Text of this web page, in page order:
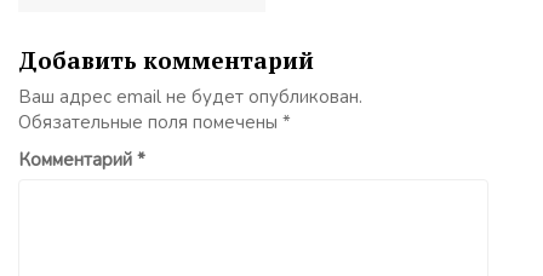
Добавить комментарий
Ваш адрес email не будет опубликован.
Обязательные поля помечены *
Комментарий *